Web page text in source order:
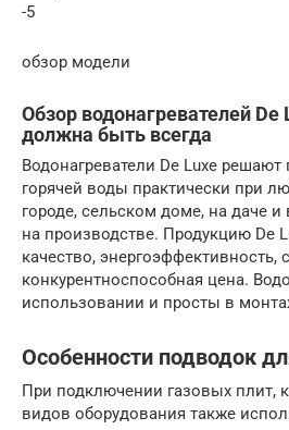
-5
обзор модели
Обзор водонагревателей De
должна быть всегда
Водонагреватели De Luxe
горячей воды практически при
городе, сельском доме, на даче и
на производстве. Продукцию De
качество,
конкурентноспособная цена.
использовании и просты в
Особенности подводок
При подключении газовых плит,
видов оборудования также